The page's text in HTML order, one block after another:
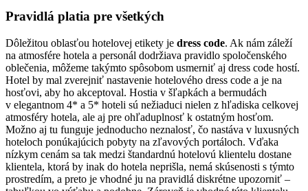
Pravidlá platia pre všetkých
Dôležitou oblasťou hotelovej etikety je dress code. Ak nám záleží
na atmosfére hotela a personál dodržiava pravidlo spoločenského
oblečenia, môžeme takýmto spôsobom usmerniť aj dress code hostí.
Hotel by mal zverejniť nastavenie hotelového dress code a je na
hosťovi, aby ho akceptoval. Hostia v šľapkách a bermudách
v elegantnom 4* a 5* hoteli sú nežiaduci nielen z hľadiska celkovej
atmosféry hotela, ale aj pre ohľaduplnosť k ostatným hosťom.
Možno aj tu funguje jednoducho neznalosť, čo nastáva v luxusných
hoteloch ponúkajúcich pobyty na zľavových portáloch. Vďaka
nízkym cenám sa tak medzi štandardnú hotelovú klientelu dostane
klientela, ktorá by inak do hotela neprišla, nemá skúsenosti s týmto
prostredím, a preto je vhodné ju na pravidlá diskrétne upozorniť –